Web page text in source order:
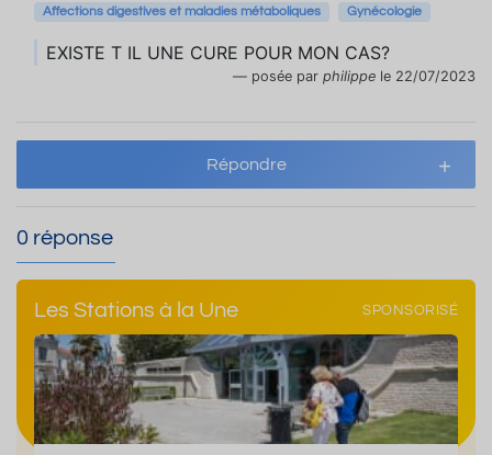
Affections digestives et maladies métaboliques Gynécologie
EXISTE T IL UNE CURE POUR MON CAS?
posée par philippe le 22/07/2023
Répondre
0 réponse
Les Stations à la Une SPONSORISÉ